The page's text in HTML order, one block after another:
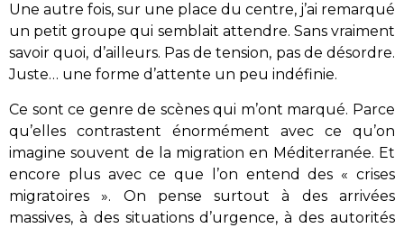
Une autre fois, sur une place du centre, j’ai remarqué
un petit groupe qui semblait attendre. Sans vraiment
savoir quoi, d’ailleurs. Pas de tension, pas de désordre.
Juste… une forme d’attente un peu indéfinie.
Ce sont ce genre de scènes qui m’ont marqué. Parce
qu’elles contrastent énormément avec ce qu’on
imagine souvent de la migration en Méditerranée. Et
encore plus avec ce que l’on entend des « crises
migratoires ». On pense surtout à des arrivées
massives, à des situations d’urgence, à des autorités